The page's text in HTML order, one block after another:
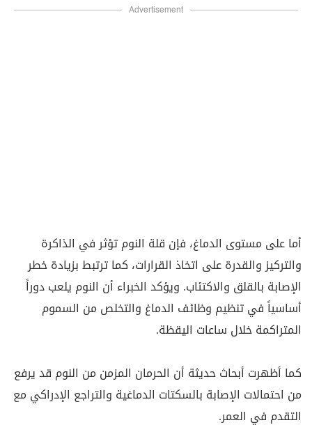
Advertisement
أما على مستوى الدماغ، فإن قلة النوم تؤثر في الذاكرة
والتركيز والقدرة على اتخاذ القرارات، كما ترتبط بزيادة خطر
الإصابة بالقلق والاكتئاب. ويؤكد الخبراء أن النوم يلعب دوراً
أساسياً في تنظيم وظائف الدماغ والتخلص من السموم
المتراكمة خلال ساعات اليقظة.
كما أظهرت أبحاث حديثة أن الحرمان المزمن من النوم قد يرفع
من احتمالات الإصابة بالسكتات الدماغية والتراجع الإدراكي مع
التقدم في العمر.